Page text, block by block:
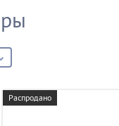
Распродано